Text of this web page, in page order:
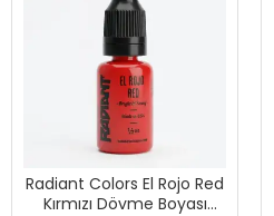
Radiant Colors El Rojo Red
Kırmızı Dövme Boyası